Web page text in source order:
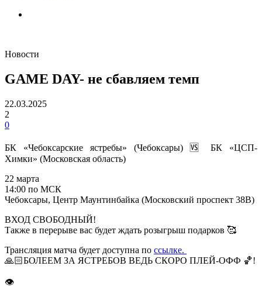
Новости
GAME DAY- не сбавляем темп
22.03.2025
2
0
БК «Чебоксарские ястребы» (Чебоксары) 🆚 БК «ЦСП-
Химки» (Московская область)
22 марта
14:00 по МСК
Чебоксары, Центр Маунтинбайка (Московский проспект 38В)
ВХОД СВОБОДНЫЙ!
Также в перерыве вас будет ждать розыгрыш подарков 🥰
Трансляция матча будет доступна по ссылке.
🙏🏻БОЛЕЕМ ЗА ЯСТРЕБОВ ВЕДЬ СКОРО ПЛЕЙ-ОФФ 🏀!
👁